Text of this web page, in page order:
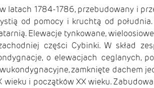
1784-1786, przebudowany i
od pomocy i kruchtą od
Elewacje tynkowane,
części Cybinki. W skład
o elewacjach ceglanych,
zamknięte
wieku i początków XX wieku.